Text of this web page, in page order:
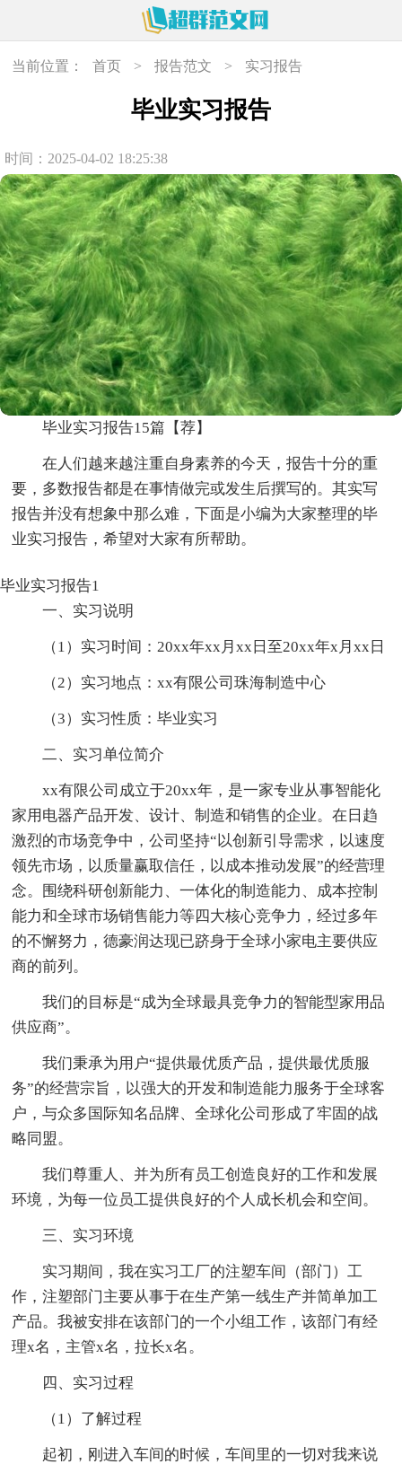
当前位置： 首页 > 报告范文 > 实习报告
毕业实习报告
时间：2025-04-02 18:25:38
毕业实习报告15篇【荐】
在人们越来越注重自身素养的今天，报告十分的重
要，多数报告都是在事情做完或发生后撰写的。其实写
报告并没有想象中那么难，下面是小编为大家整理的毕
业实习报告，希望对大家有所帮助。
毕业实习报告1
一、实习说明
（1）实习时间：20xx年xx月xx日至20xx年x月xx日
（2）实习地点：xx有限公司珠海制造中心
（3）实习性质：毕业实习
二、实习单位简介
xx有限公司成立于20xx年，是一家专业从事智能化
家用电器产品开发、设计、制造和销售的企业。在日趋
激烈的市场竞争中，公司坚持“以创新引导需求，以速度
领先市场，以质量赢取信任，以成本推动发展”的经营理
念。围绕科研创新能力、一体化的制造能力、成本控制
能力和全球市场销售能力等四大核心竞争力，经过多年
的不懈努力，德豪润达现已跻身于全球小家电主要供应
商的前列。
我们的目标是“成为全球最具竞争力的智能型家用品
供应商”。
我们秉承为用户“提供最优质产品，提供最优质服
务”的经营宗旨，以强大的开发和制造能力服务于全球客
户，与众多国际知名品牌、全球化公司形成了牢固的战
略同盟。
我们尊重人、并为所有员工创造良好的工作和发展
环境，为每一位员工提供良好的个人成长机会和空间。
三、实习环境
实习期间，我在实习工厂的注塑车间（部门）工
作，注塑部门主要从事于在生产第一线生产并简单加工
产品。我被安排在该部门的一个小组工作，该部门有经
理x名，主管x名，拉长x名。
四、实习过程
（1）了解过程
起初，刚进入车间的时候，车间里的一切对我来说